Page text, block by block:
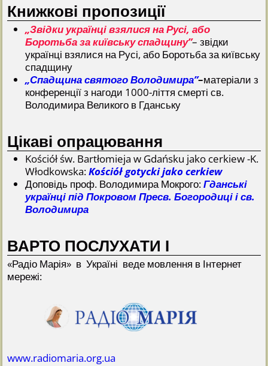
Книжкові пропозиції
„Звідки українці взялися на Русі, або
Боротьба за київську спадщину”– звідки
українці взялися на Русі, або Боротьба за київську
спадщину
„Спадщина святого Володимира”–матеріали з
конференції з нагоди 1000-ліття смерті св.
Володимира Великого в Гданську
Цікаві опрацювання
Kościół św. Bartłomieja w Gdańsku jako cerkiew -K.
Włodkowska:Kościół gotycki jako cerkiew
Доповідь проф. Володимира Мокрого:Гданські
українці під Покровом Пресв. Богородиці і св.
Володимира
ВАРТО ПОСЛУХАТИ І
«Радіо Марія» в Україні веде мовлення в Інтернет
мережі:
www.radiomaria.org.ua